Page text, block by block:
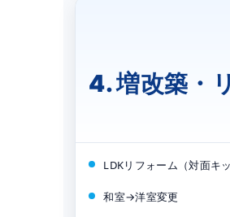
4. 増改築・
LDKリフォーム（対面キ
和室→洋室変更